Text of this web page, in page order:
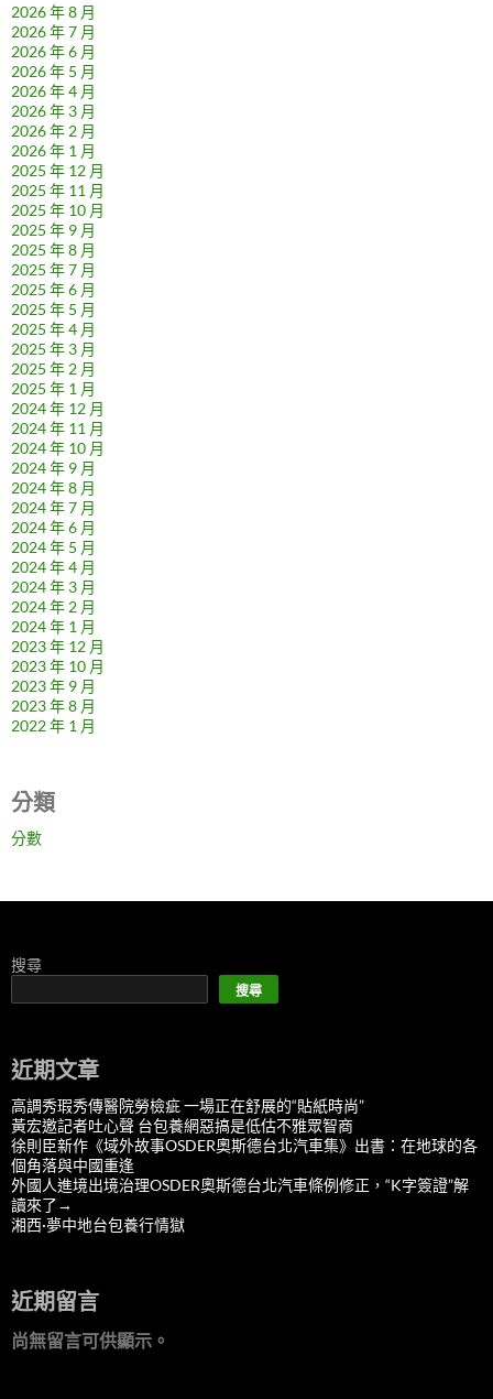
2026 年 8 月
2026 年 7 月
2026 年 6 月
2026 年 5 月
2026 年 4 月
2026 年 3 月
2026 年 2 月
2026 年 1 月
2025 年 12 月
2025 年 11 月
2025 年 10 月
2025 年 9 月
2025 年 8 月
2025 年 7 月
2025 年 6 月
2025 年 5 月
2025 年 4 月
2025 年 3 月
2025 年 2 月
2025 年 1 月
2024 年 12 月
2024 年 11 月
2024 年 10 月
2024 年 9 月
2024 年 8 月
2024 年 7 月
2024 年 6 月
2024 年 5 月
2024 年 4 月
2024 年 3 月
2024 年 2 月
2024 年 1 月
2023 年 12 月
2023 年 10 月
2023 年 9 月
2023 年 8 月
2022 年 1 月
分類
分數
搜尋
搜尋
近期文章
高調秀瑕秀傳醫院勞檢疵 一場正在舒展的“貼紙時尚”
黃宏邀記者吐心聲 台包養網惡搞是低估不雅眾智商
徐則臣新作《域外故事OSDER奧斯德台北汽車集》出書：在地球的各
個角落與中國重逢
外國人進境出境治理OSDER奧斯德台北汽車條例修正，“K字簽證”解
讀來了→
湘西·夢中地台包養行情獄
近期留言
尚無留言可供顯示。